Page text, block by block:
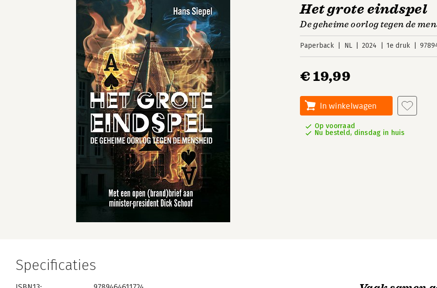
Het grote eindspel
De geheime oorlog tegen de
Paperback NL 2024 1e druk
€ 19,99
In winkelwagen
Op voorraad
Nu besteld, dinsdag in huis
Specificaties